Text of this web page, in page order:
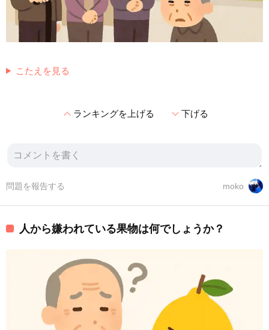
こたえを見る
expand_lessランキングを上げる expand_more下げる
moko
問題を報告する
人から嫌われている果物は何でしょうか？